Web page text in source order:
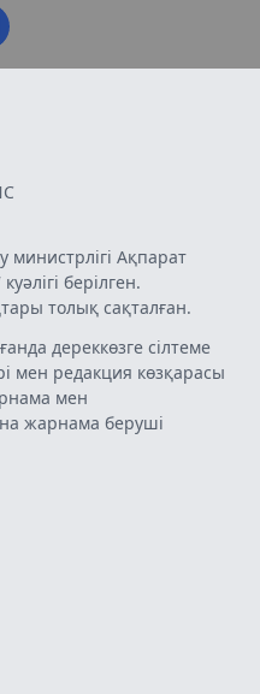
Ақпарат
берілген.
толық сақталған.
дереккөзге сілтеме
мен редакция көзқарасы
мен
жарнама беруші